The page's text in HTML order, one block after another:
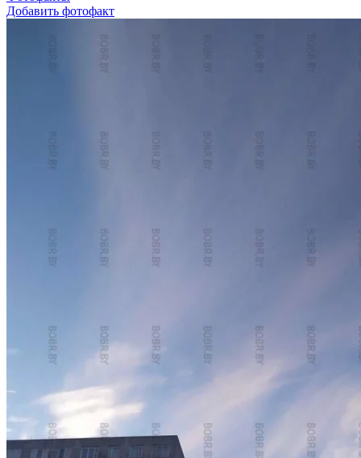
Добавить фотофакт